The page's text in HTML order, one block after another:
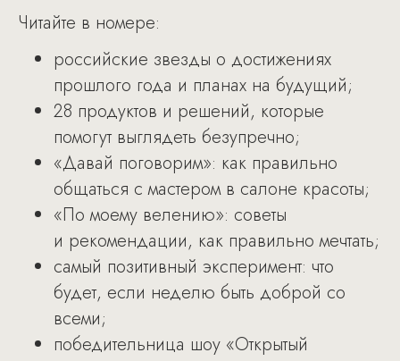
Читайте в номере:
российские звезды о достижениях
прошлого года и планах на будущий;
28 продуктов и решений, которые
помогут выглядеть безупречно;
«Давай поговорим»: как правильно
общаться с мастером в салоне красоты;
«По моему велению»: советы
и рекомендации, как правильно мечтать;
самый позитивный эксперимент: что
будет, если неделю быть доброй со
всеми;
победительница шоу «Открытый